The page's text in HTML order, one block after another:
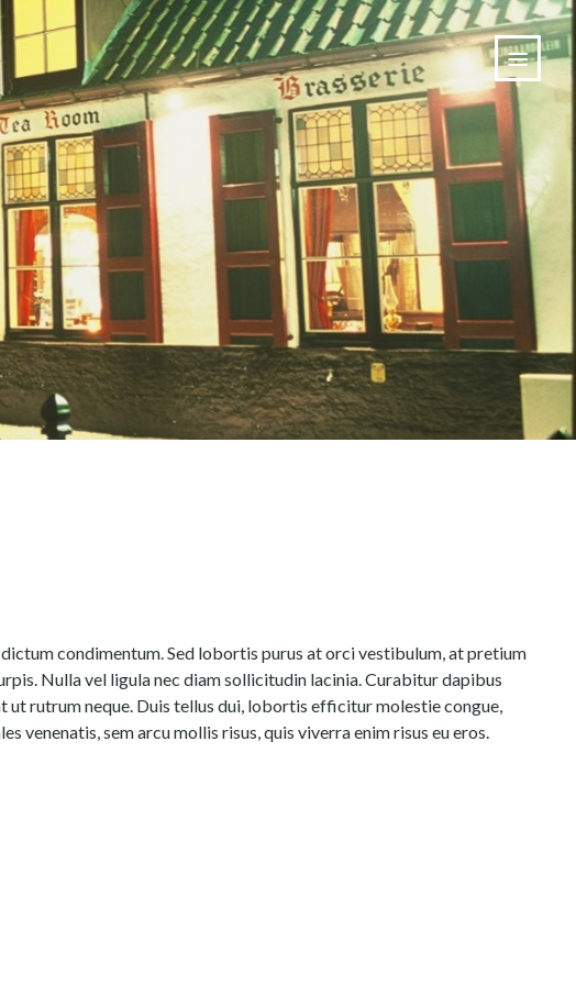
condimentum. Sed lobortis purus at orci vestibulum, at pretium
Nulla vel ligula nec diam sollicitudin lacinia. Curabitur dapibus
rutrum neque. Duis tellus dui, lobortis efficitur molestie congue,
venenatis, sem arcu mollis risus, quis viverra enim risus eu eros.